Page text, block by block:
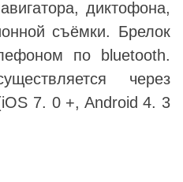
диктофона,
съёмки. Брелок
по bluetooth.
через
7. 0 +, Android 4. 3